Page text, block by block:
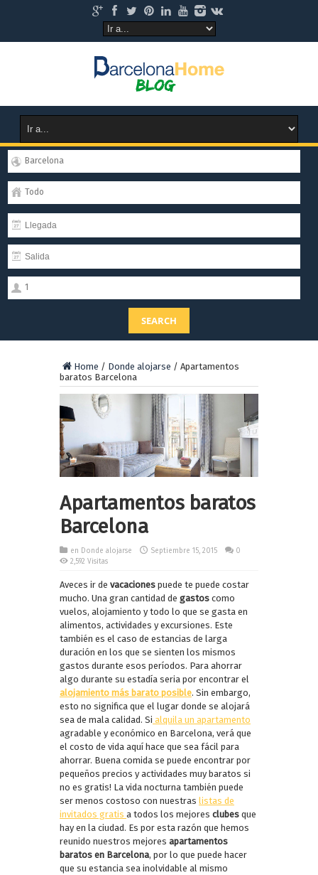
Barcelona
Todo
1
SEARCH
Home / Donde alojarse / Apartamentos
baratos Barcelona
Apartamentos baratos
Barcelona
en Donde alojarse Septiembre 15, 2015
0
2,592 Visitas
Aveces ir de vacaciones puede te puede costar
mucho. Una gran cantidad de gastos como
vuelos, alojamiento y todo lo que se gasta en
alimentos, actividades y excursiones. Este
también es el caso de estancias de larga
duración en los que se sienten los mismos
gastos durante esos períodos. Para ahorrar
algo durante su estadía seria por encontrar el
alojamiento más barato posible. Sin embargo,
esto no significa que el lugar donde se alojará
sea de mala calidad. Si alquila un apartamento
agradable y económico en Barcelona, verá que
el costo de vida aquí hace que sea fácil para
ahorrar. Buena comida se puede encontrar por
pequeños precios y actividades muy baratos si
no es gratis! La vida nocturna también puede
ser menos costoso con nuestras listas de
invitados gratis a todos los mejores clubes que
hay en la ciudad. Es por esta razón que hemos
reunido nuestros mejores apartamentos
baratos en Barcelona, por lo que puede hacer
que su estancia sea inolvidable al mismo